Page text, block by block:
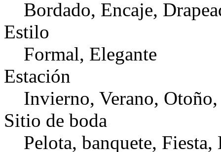
Bordado, Encaje,
Estilo
Formal, Elegante
Estación
Invierno, Verano,
Sitio de boda
Pelota, banquete, Fiesta,